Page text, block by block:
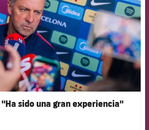
"Ha sido una gran experiencia"